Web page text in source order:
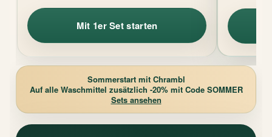
Mit 1er Set starten
Sommerstart mit Chrambl
Auf alle Waschmittel zusätzlich -20%mit Code SOMMER
Sets ansehen